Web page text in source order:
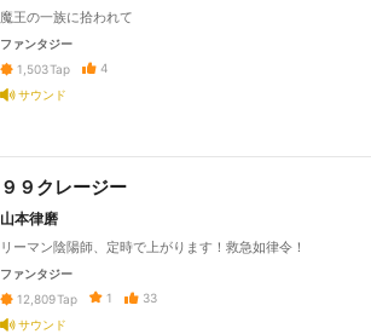
魔王の一族に拾われて
ファンタジー
1,503Tap
4
サウンド
９９クレージー
山本律磨
リーマン陰陽師、定時で上がります！救急如律令！
ファンタジー
12,809Tap 1
33
サウンド